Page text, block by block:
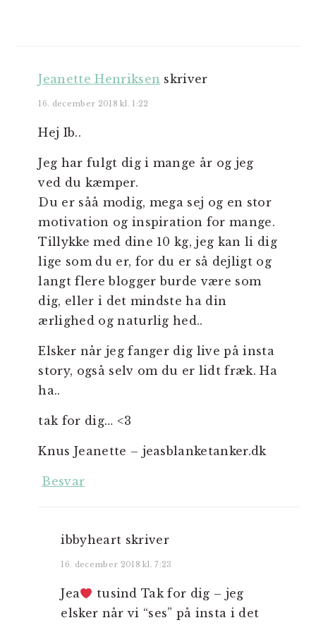
Jeanette Henriksen skriver
16. december 2018 kl. 1:22
Hej Ib..
Jeg har fulgt dig i mange år og jeg
ved du kæmper.
Du er såå modig, mega sej og en stor
motivation og inspiration for mange.
Tillykke med dine 10 kg, jeg kan li dig
lige som du er, for du er så dejligt og
langt flere blogger burde være som
dig, eller i det mindste ha din
ærlighed og naturlig hed..
Elsker når jeg fanger dig live på insta
story, også selv om du er lidt fræk. Ha
ha..
tak for dig… <3
Knus Jeanette – jeasblanketanker.dk
Besvar
ibbyheart skriver
16. december 2018 kl. 7:23
Jea
tusind Tak for dig – jeg
elsker når vi “ses” på insta i det